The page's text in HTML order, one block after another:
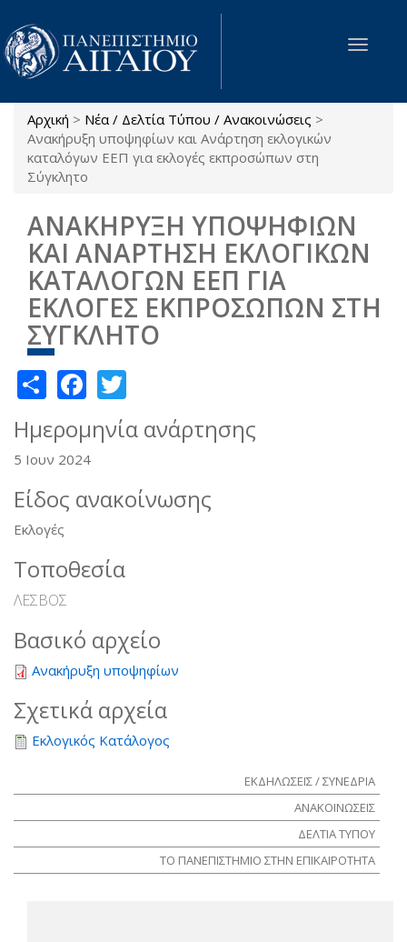
Παράκαμψη προς το κυρίως περιεχόμενο
Toggle
Είστε εδώ
Αρχική > Νέα / Δελτία Τύπου / Ανακοινώσεις >
Ανακήρυξη υποψηφίων και Ανάρτηση εκλογικών
καταλόγων ΕΕΠ για εκλογές εκπροσώπων στη
Σύγκλητο
ΑΝΑΚΗΡΥΞΗ ΥΠΟΨΗΦΙΩΝ
ΚΑΙ ΑΝΑΡΤΗΣΗ ΕΚΛΟΓΙΚΩΝ
ΚΑΤΑΛΟΓΩΝ ΕΕΠ ΓΙΑ
ΕΚΛΟΓΕΣ ΕΚΠΡΟΣΩΠΩΝ ΣΤΗ
ΣΥΓΚΛΗΤΟ
ShareFacebook
Ημερομηνία ανάρτησης
5 Ιουν 2024
Είδος ανακοίνωσης
Εκλογές
Τοποθεσία
ΛΕΣΒΟΣ
Βασικό αρχείο
Ανακήρυξη υποψηφίων
Σχετικά αρχεία
Εκλογικός Κατάλογος
ΕΚΔΗΛΩΣΕΙΣ / ΣΥΝΕΔΡΙΑ
ΑΝΑΚΟΙΝΩΣΕΙΣ
ΔΕΛΤΙΑ ΤΥΠΟΥ
ΤΟ ΠΑΝΕΠΙΣΤΗΜΙΟ ΣΤΗΝ ΕΠΙΚΑΙΡΟΤΗΤΑ